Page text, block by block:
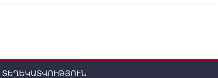
ՏԵՂԵԿԱՏՎՈՒԹՅՈՒՆ